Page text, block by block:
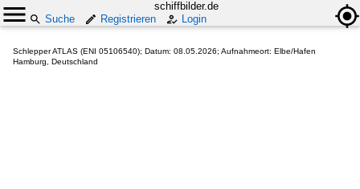
schiffbilder.de
Suche
Registrieren Login
Schlepper ATLAS (ENI 05106540); Datum: 08.05.2026; Aufnahmeort: Elbe/Hafen
Hamburg, Deutschland